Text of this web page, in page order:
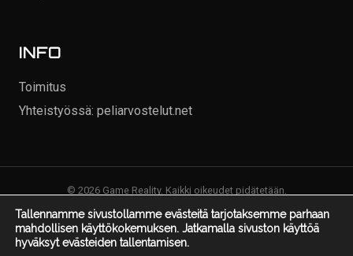
Tallennamme sivustollamme evästeitä tarjotaksemme parhaan
mahdollisen käyttökokemuksen. Jatkamalla sivuston käyttöä
hyväksyt evästeiden tallentamisen.
INFO
Toimitus
Yhteistyössä: peliarvostelut.net
© 2026 Game Reality. Kaikki oikeudet pidätetään.